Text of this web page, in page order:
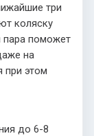
три
коляску
пара поможет
на
при этом
до 6-8